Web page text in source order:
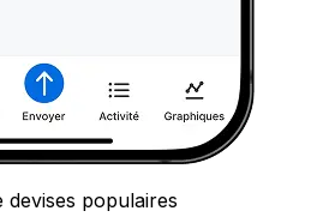
devises populaires